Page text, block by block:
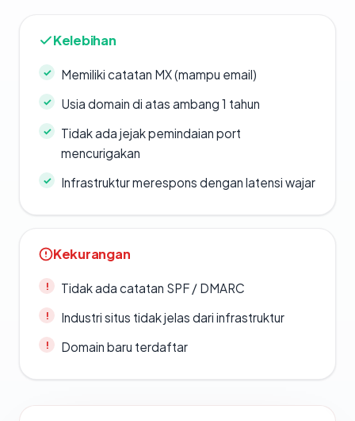
Kelebihan
Memiliki catatan MX (mampu email)
Usia domain di atas ambang 1 tahun
Tidak ada jejak pemindaian port
mencurigakan
Infrastruktur merespons dengan latensi wajar
Kekurangan
Tidak ada catatan SPF / DMARC
Industri situs tidak jelas dari infrastruktur
Domain baru terdaftar